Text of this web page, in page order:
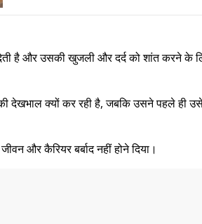
देती है और उसकी खुजली और दर्द को शांत करने के
देखभाल क्यों कर रही है, जबकि उसने पहले ही उसे
और कैरियर बर्बाद नहीं होने दिया।